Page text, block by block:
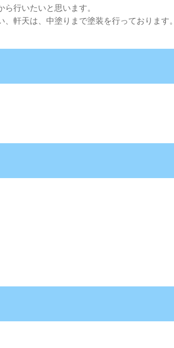
行いたいと思います。
軒天は、中塗りまで塗装を行っております。